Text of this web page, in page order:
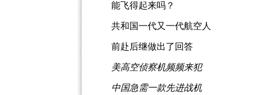
能飞得起来吗？
共和国一代又一代航空人
前赴后继做出了回答
美高空侦察机频频来犯
中国急需一款先进战机